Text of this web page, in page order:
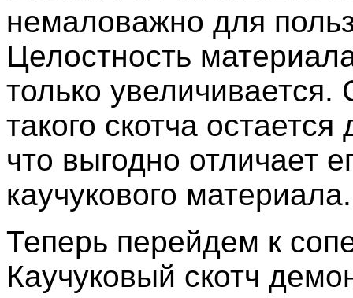
немаловажно для
Целостность
только увеличивается.
такого скотча остается
что выгодно отличает
каучукового материала.
Теперь перейдем к
Каучуковый скотч